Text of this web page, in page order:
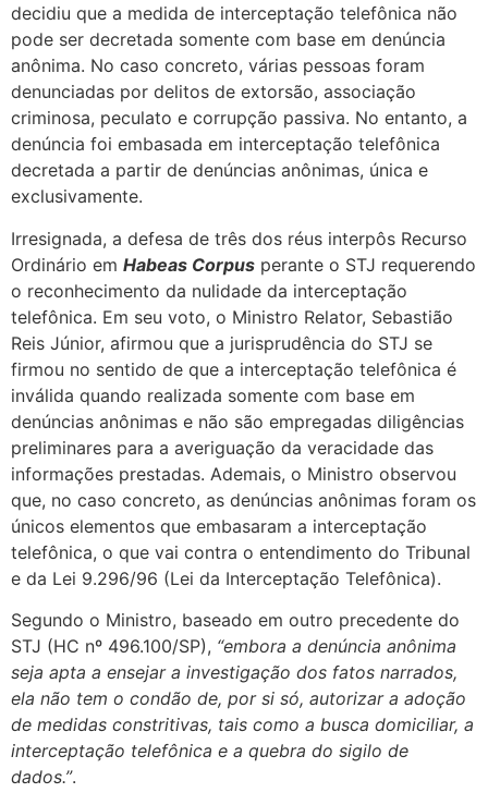
decidiu que a medida de interceptação telefônica não
pode ser decretada somente com base em denúncia
anônima. No caso concreto, várias pessoas foram
denunciadas por delitos de extorsão, associação
criminosa, peculato e corrupção passiva. No entanto, a
denúncia foi embasada em interceptação telefônica
decretada a partir de denúncias anônimas, única e
exclusivamente.
Irresignada, a defesa de três dos réus interpôs Recurso
Ordinário em Habeas Corpus perante o STJ requerendo
o reconhecimento da nulidade da interceptação
telefônica. Em seu voto, o Ministro Relator, Sebastião
Reis Júnior, afirmou que a jurisprudência do STJ se
firmou no sentido de que a interceptação telefônica é
inválida quando realizada somente com base em
denúncias anônimas e não são empregadas diligências
preliminares para a averiguação da veracidade das
informações prestadas. Ademais, o Ministro observou
que, no caso concreto, as denúncias anônimas foram os
únicos elementos que embasaram a interceptação
telefônica, o que vai contra o entendimento do Tribunal
e da Lei 9.296/96 (Lei da Interceptação Telefônica).
Segundo o Ministro, baseado em outro precedente do
STJ (HC nº 496.100/SP), “embora a denúncia anônima
seja apta a ensejar a investigação dos fatos narrados,
ela não tem o condão de, por si só, autorizar a adoção
de medidas constritivas, tais como a busca domiciliar, a
interceptação telefônica e a quebra do sigilo de
dados.”.